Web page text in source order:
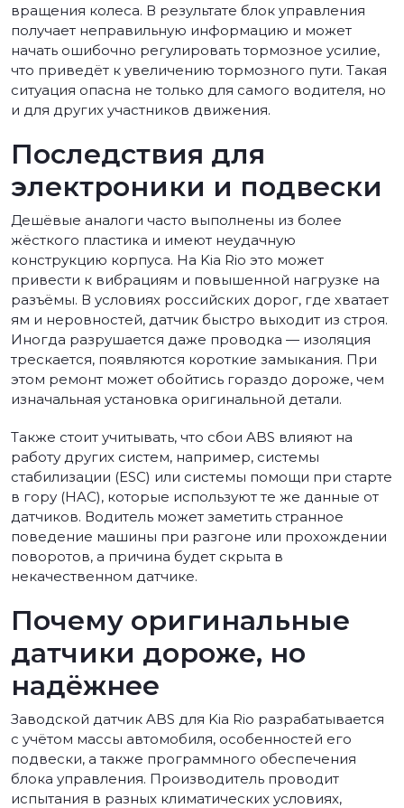
вращения колеса. В результате блок управления
получает неправильную информацию и может
начать ошибочно регулировать тормозное усилие,
что приведёт к увеличению тормозного пути. Такая
ситуация опасна не только для самого водителя, но
и для других участников движения.
Последствия для
электроники и подвески
Дешёвые аналоги часто выполнены из более
жёсткого пластика и имеют неудачную
конструкцию корпуса. На Kia Rio это может
привести к вибрациям и повышенной нагрузке на
разъёмы. В условиях российских дорог, где хватает
ям и неровностей, датчик быстро выходит из строя.
Иногда разрушается даже проводка — изоляция
трескается, появляются короткие замыкания. При
этом ремонт может обойтись гораздо дороже, чем
изначальная установка оригинальной детали.
Также стоит учитывать, что сбои ABS влияют на
работу других систем, например, системы
стабилизации (ESC) или системы помощи при старте
в гору (HAC), которые используют те же данные от
датчиков. Водитель может заметить странное
поведение машины при разгоне или прохождении
поворотов, а причина будет скрыта в
некачественном датчике.
Почему оригинальные
датчики дороже, но
надёжнее
Заводской датчик ABS для Kia Rio разрабатывается
с учётом массы автомобиля, особенностей его
подвески, а также программного обеспечения
блока управления. Производитель проводит
испытания в разных климатических условиях,